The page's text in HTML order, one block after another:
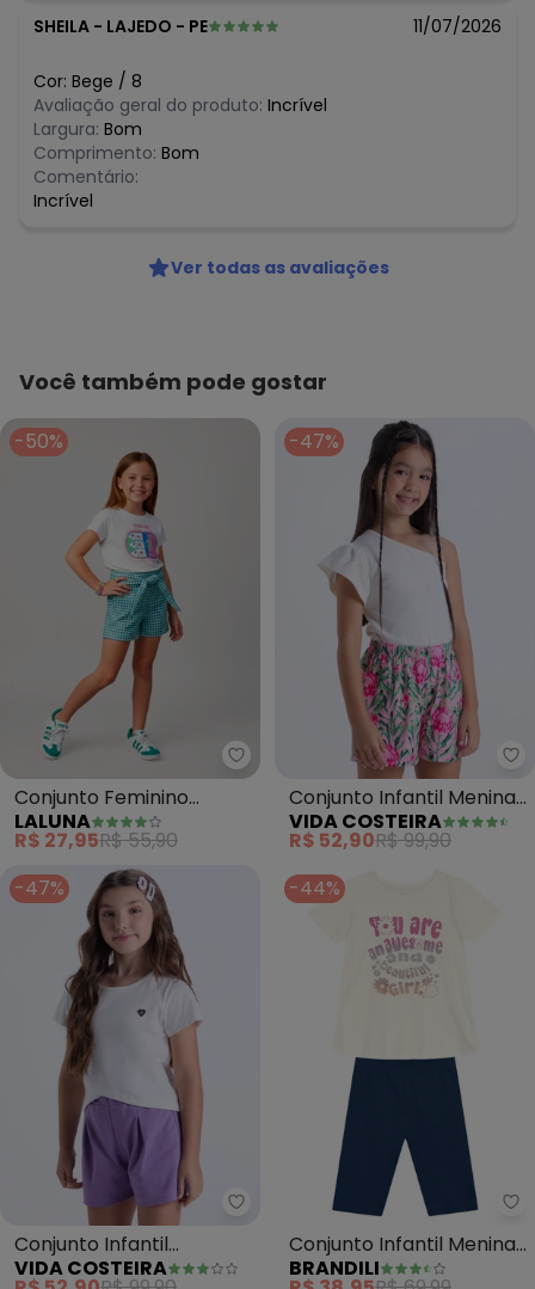
SHEILA - LAJEDO - PE 11/07/2026
Cor: Bege / 8
Avaliação geral do produto: Incrível
Largura: Bom
Comprimento: Bom
Comentário:
Incrível
Ver todas as avaliações
Você também pode gostar
-50%
Laluna - Conjunto Feminino
Conjunto Feminino
Sardine Fun (Creme)
LALUNA
R$ 27,95R$ 55,90
-47%
Conjunto Infantil Menina
Ombro Único Floral (Off)
VIDA COSTEIRA
R$ 52,90R$ 99,90
-47%
Vida Costeira - Conjunto
Conjunto Infantil
Cropped Transpassado
VIDA COSTEIRA
-44%
Conjunto Infantil Menina
Metalizado (Bege)
BRANDILI